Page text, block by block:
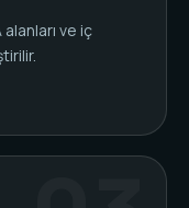
alanları ve iç